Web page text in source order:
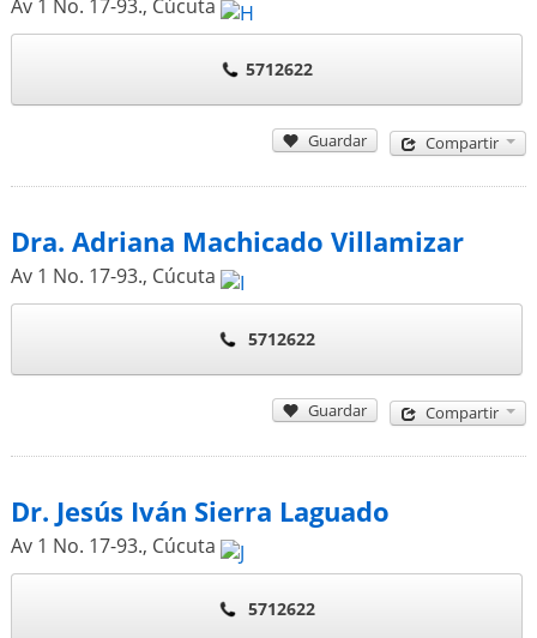
Av 1 No. 17-93., Cúcuta
5712622
Guardar Compartir
Dra. Adriana Machicado Villamizar
Av 1 No. 17-93., Cúcuta
5712622
Guardar Compartir
Dr. Jesús Iván Sierra Laguado
Av 1 No. 17-93., Cúcuta
5712622